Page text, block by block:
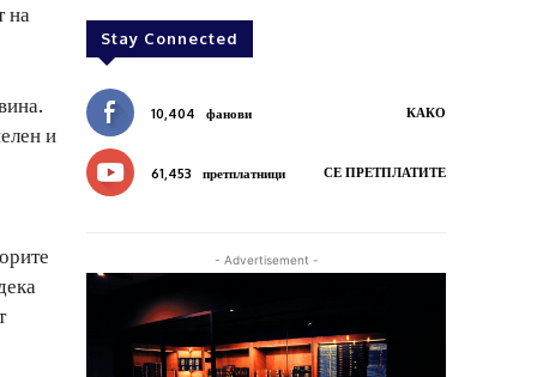
на
и
Stay Connected
10,404 фанови КАКО
61,453 претплатници СЕ ПРЕТПЛАТИТЕ
- Advertisement -